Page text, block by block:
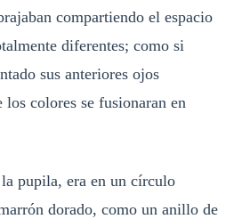
compartiendo el espacio
diferentes; como si
sus anteriores ojos
los colores se fusionaran en
pupila, era en un círculo
dorado, como un anillo de